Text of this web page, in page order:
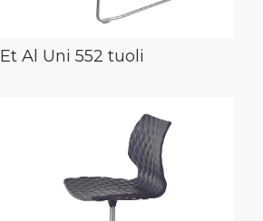
Et Al Uni 552 tuoli